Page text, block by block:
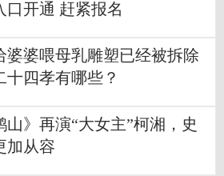
口开通 赶紧报名
婆婆喂母乳雕塑已经被拆除
十四孝有哪些？
山》再演“大女主”柯湘，史
加从容